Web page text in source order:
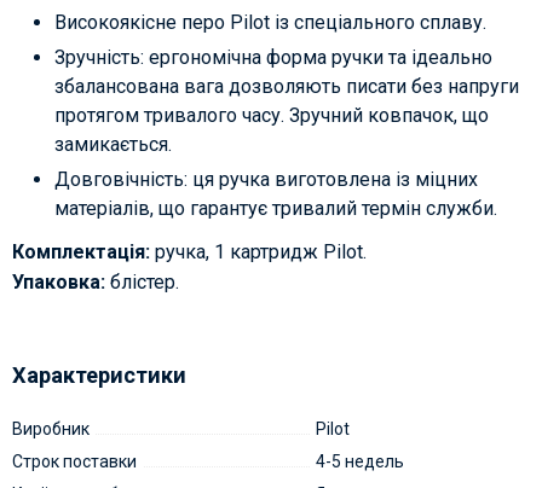
Високоякісне перо Pilot із спеціального сплаву.
Зручність: ергономічна форма ручки та ідеально
збалансована вага дозволяють писати без напруги
протягом тривалого часу. Зручний ковпачок, що
замикається.
Довговічність: ця ручка виготовлена із міцних
матеріалів, що гарантує тривалий термін служби.
Комплектація:ручка, 1 картридж Pilot.
Упаковка:блістер.
Характеристики
Виробник
Pilot
Строк поставки
4-5 недель